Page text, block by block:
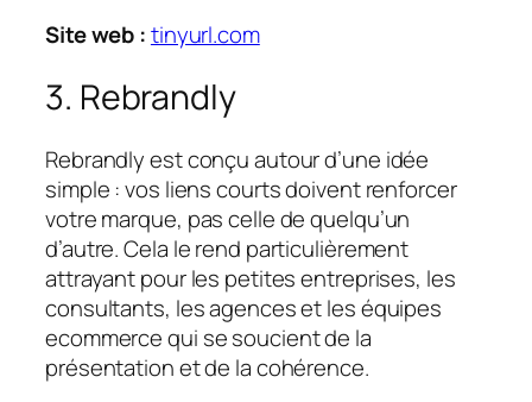
Site web :tinyurl.com
3. Rebrandly
Rebrandly est conçu autour d’une idée
simple : vos liens courts doivent renforcer
votre marque, pas celle de quelqu’un
d’autre. Cela le rend particulièrement
attrayant pour les petites entreprises, les
consultants, les agences et les équipes
ecommerce qui se soucient de la
présentation et de la cohérence.